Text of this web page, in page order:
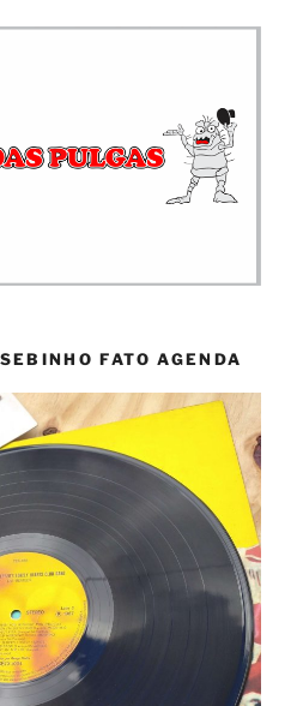
FATO AGENDA